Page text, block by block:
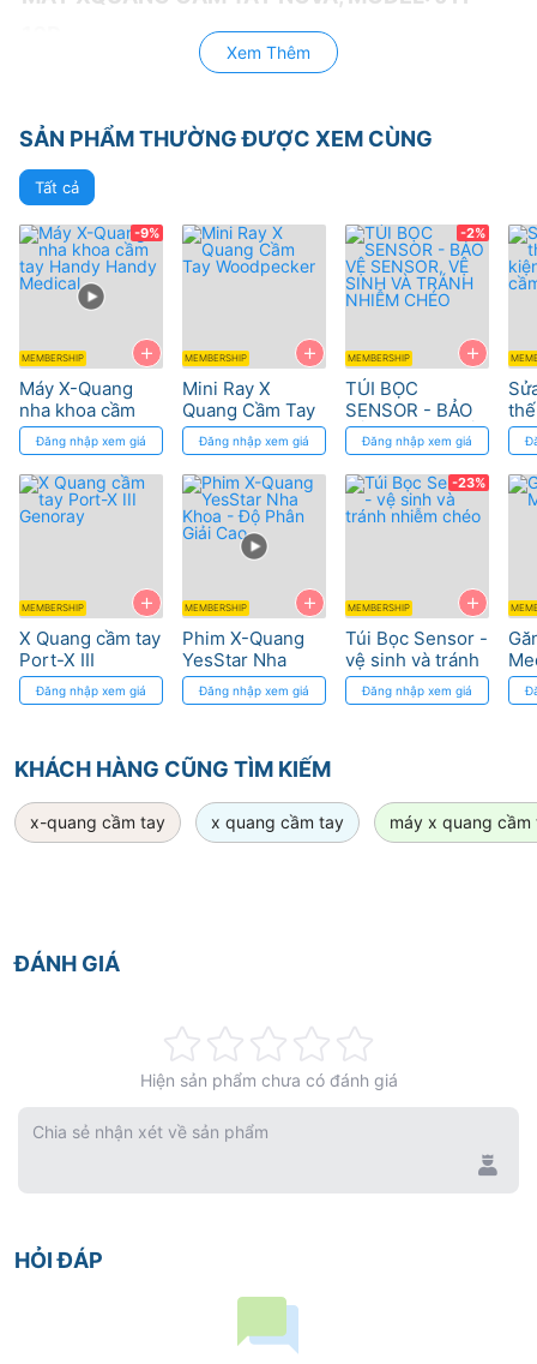
. Có thể dùng kết hợp với Sensor.
. Sử dụng cho nhiều loại phim: Phim thường (Analog),
Phim kỹ thuật số (Digital).
. Dùng bóng đèn phát tia X Toshiba – Nhật giúp chùm
tia Xquang đi xuyên qua xương dễ dàng.
bức xạ cho bác sĩ và những người xung quanh khi sử
dụng.
. Có thể lựa chọn chụp với phim truyền thống và phim
kỹ thuật số hoặc chụp với sensor.
. Có thể lựa chọn chương trình chụp cho người lớn
hoặc trẻ em.
. Chế độ mặc định cho 8 loại răng khác nhau, đồng
thời tùy chỉnh thời gian tăng giảm theo yêu cầu.
. Pin sạc.
. Nặng: 2.5 Kg
Xem Thêm
SẢN PHẨM THƯỜNG ĐƯỢC XEM CÙNG
Tất cả
+
-9%
MEMBERSHIP
Máy X-Quang
nha khoa cầm
tay Handy Handy
Medical
Đăng nhập xem giá
+
MEMBERSHIP
X Quang cầm tay
Port-X III
Genoray
Đăng nhập xem giá
+
MEMBERSHIP
Mini Ray X
Quang Cầm Tay
Woodpecker
Đăng nhập xem giá
+
MEMBERSHIP
Phim X-Quang
YesStar Nha
Khoa - Độ Phân
Giải Cao
Đăng nhập xem giá
+
-2%
MEMBERSHIP
TÚI BỌC
SENSOR - BẢO
VỆ SENSOR, VỆ
SINH VÀ TRÁNH
NHIỄM CHÉO
Đăng nhập xem giá
+
-23%
MEMBERSHIP
Túi Bọc Sensor -
vệ sinh và tránh
nhiễm chéo
Đăng nhập xem giá
KHÁCH HÀNG CŨNG TÌM KIẾM
x-quang cầm tay x quang cầm tay máy x quang cầm
ĐÁNH GIÁ
0%
Hiện sản phẩm chưa có đánh giá
Chia sẻ nhận xét về sản phẩm
HỎI ĐÁP